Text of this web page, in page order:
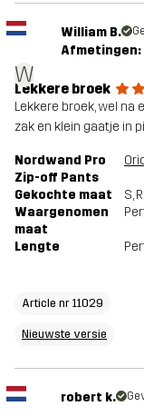
W
William B.
Afmetingen:
Lekkere broek
Lekkere broek, wel na
zak en klein gaatje in
Nordwand Pro
Zip-off Pants
Gekochte maat S,
Waargenomen
maat
Lengte
Article nr 11029
Nieuwste versie
robert k.